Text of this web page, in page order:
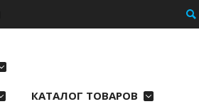
КАТАЛОГ ТОВАРОВ